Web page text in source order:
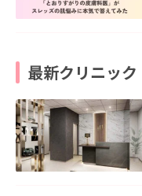
最新クリニック